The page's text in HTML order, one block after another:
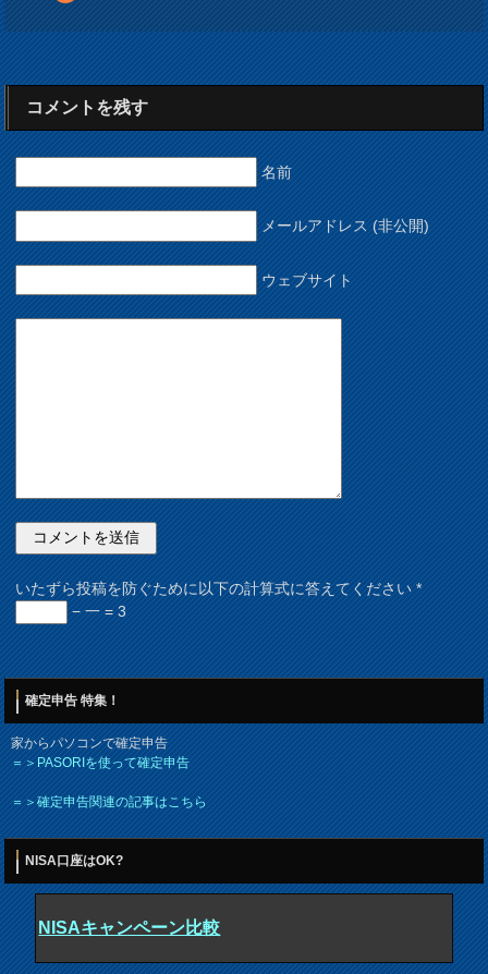
コメントを残す
名前
メールアドレス (非公開)
ウェブサイト
いたずら投稿を防ぐために以下の計算式に答えてください*
− 一 = 3
確定申告 特集！
家からパソコンで確定申告
＝＞PASORIを使って確定申告
＝＞確定申告関連の記事はこちら
NISA口座はOK?
NISAキャンペーン比較